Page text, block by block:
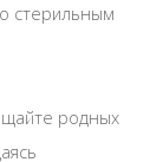
стерильным
родных